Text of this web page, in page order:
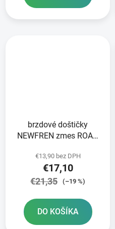
brzdové doštičky
NEWFREN zmes ROAD
v balení
€13,90 bez DPH
€17,10
€21,35 (–19 %)
DO KOŠÍKA